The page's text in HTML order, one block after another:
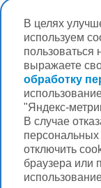
В целях
используем
выражаете
обработку
"Яндекс-
В случае
отключить
браузера или